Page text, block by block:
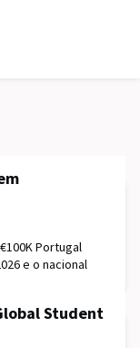
Portugal
e o nacional
Student